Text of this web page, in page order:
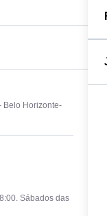
Belo Horizonte-
Sábados das